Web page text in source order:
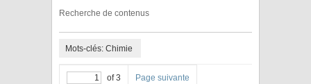
Recherche de contenus
Mots-clés: Chimie
of 3 Page suivante